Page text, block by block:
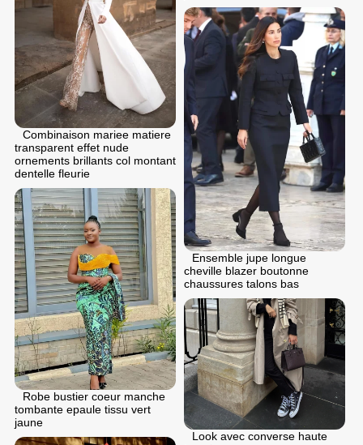
Combinaison mariee matiere
transparent effet nude
ornements brillants col montant
dentelle fleurie
Ensemble jupe longue
cheville blazer boutonne
chaussures talons bas
Robe bustier coeur manche
tombante epaule tissu vert
jaune
Look avec converse haute